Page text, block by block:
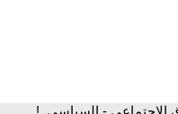
الإجتماعي - السياسي .!